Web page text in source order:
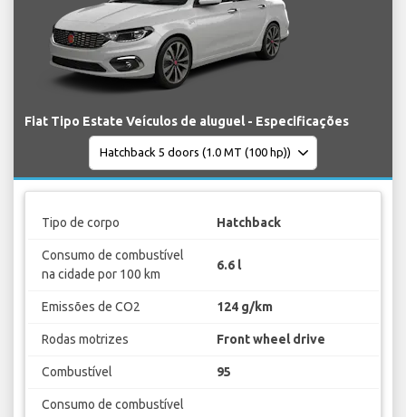
Fiat Tipo Estate Veículos de aluguel - Especificações
Tipo de corpo Hatchback
Consumo de combustível
na cidade por 100 km
6.6 l
Emissões de CO2 124 g/km
Rodas motrizes Front wheel drive
Combustível 95
Consumo de combustível